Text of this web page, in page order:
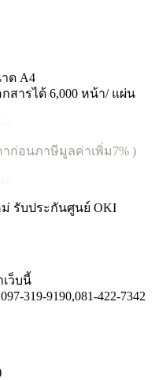
ด A4
สารได้ 6,000 หน้า/ แผ่น
าก่อนภาษีมูลค่าเพิ่ม7% )
รับประกันศูนย์ OKI
ว็บนี้
319-9190,081-422-7342